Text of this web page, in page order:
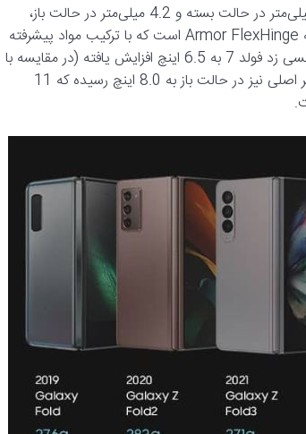
و اما جدیدترین ستاره این سری، گلکسی زد فولد 7، با ضخامت خیره‌کننده تنها 8.9 میلی‌متر در حالت بسته و 4.2 میلی‌متر در حالت باز،
استاندارد جدیدی برای گوشی‌های تاشو تعریف می‌کند. قلب این شاهکار، لولای نوآورانه Armor FlexHinge است که با ترکیب مواد پیشرفته
و طراحی بهینه، دوام و ظرافت بی‌نظیری ارائه می‌دهد. علاوه بر این، نمایشگر بیرونی گلکسی زد فولد 7 به 6.5 اینچ افزایش یافته (در مقایسه با
6.3 اینچ در Z Fold 6) تا تجربه بصری گسترده‌تری در حالت بسته ارائه دهد. نمایشگر اصلی نیز در حالت باز به 8.0 اینچ رسیده که 11